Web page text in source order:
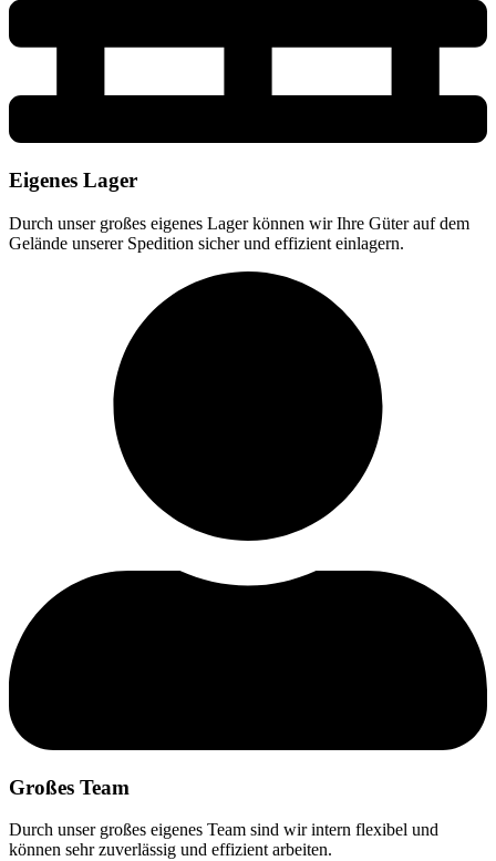
Eigenes Lager
Durch unser großes eigenes Lager können wir Ihre Güter auf dem
Gelände unserer Spedition sicher und effizient einlagern.
Großes Team
Durch unser großes eigenes Team sind wir intern flexibel und
können sehr zuverlässig und effizient arbeiten.